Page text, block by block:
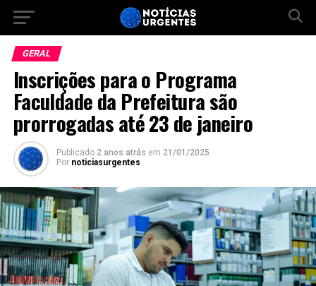
GERAL
Inscrições para o Programa
Faculdade da Prefeitura são
prorrogadas até 23 de janeiro
Publicado 2 anos atrás em 21/01/2025
Por noticiasurgentes